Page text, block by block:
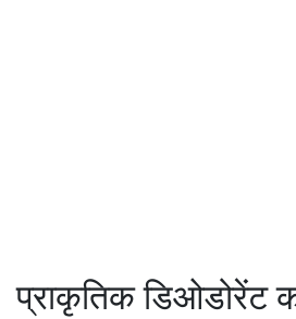
प्राकृतिक डिओडोरेंट